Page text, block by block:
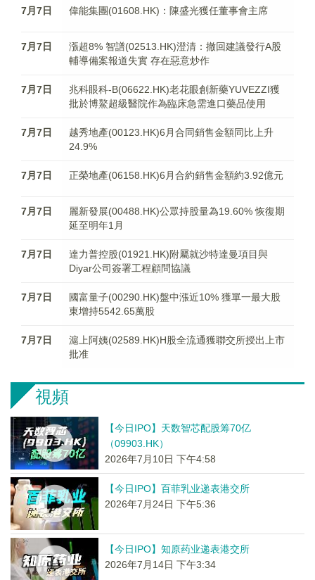
7月7日 偉能集團(01608.HK)：陳盛光獲任董事會主席
7月7日
漲超8% 智譜(02513.HK)澄清：撤回建議發行A股
輔導備案報道失實 存在惡意炒作
7月7日
兆科眼科-B(06622.HK)老花眼創新藥YUVEZZI獲
批於博鰲超級醫院作為臨床急需進口藥品使用
7月7日
越秀地產(00123.HK)6月合同銷售金額同比上升
24.9%
7月7日 正榮地產(06158.HK)6月合約銷售金額約3.92億元
7月7日
麗新發展(00488.HK)公眾持股量為19.60% 恢復期
延至明年1月
7月7日
達力普控股(01921.HK)附屬就沙特達曼項目與
Diyar公司簽署工程顧問協議
7月7日
國富量子(00290.HK)盤中漲近10% 獲單一最大股
東增持5542.65萬股
7月7日
滬上阿姨(02589.HK)H股全流通獲聯交所授出上市
批准
視頻
【今日IPO】天数智芯配股筹70亿
（09903.HK）
2026年7月10日 下午4:58
【今日IPO】百菲乳业递表港交所
2026年7月24日 下午5:36
【今日IPO】知原药业递表港交所
2026年7月14日 下午3:34